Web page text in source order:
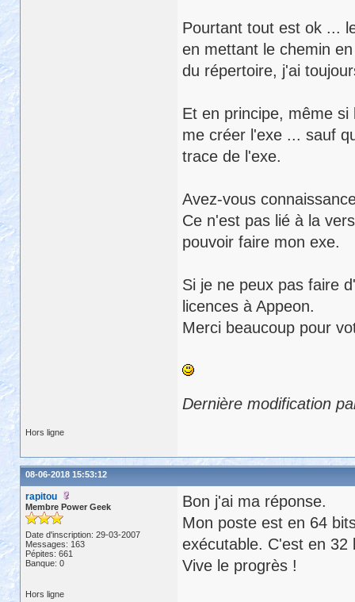
Pourtant tout est ok ...
en mettant le chemin
du répertoire, j'ai
Et en principe, même
me créer l'exe ... sauf
trace de l'exe.
Avez-vous
Ce n'est pas lié à la
pouvoir faire mon exe.
Si je ne peux pas faire
licences à Appeon.
Merci beaucoup pour
Dernière modification
Hors ligne
08-06-2018 15:53:12
rapitou
Membre Power Geek
Date d'inscription: 29-03-2007
Messages: 163
Pépites: 661
Banque: 0
Bon j'ai ma réponse.
Mon poste est en 64
exécutable. C'est en 32
Vive le progrès !
Hors ligne